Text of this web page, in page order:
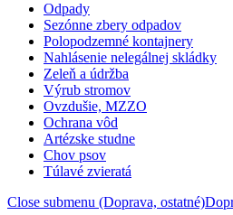
Odpady
Sezónne zbery odpadov
Polopodzemné kontajnery
Nahlásenie nelegálnej skládky
Zeleň a údržba
Výrub stromov
Ovzdušie, MZZO
Ochrana vôd
Artézske studne
Chov psov
Túlavé zvieratá
Close submenu (Doprava, ostatné)